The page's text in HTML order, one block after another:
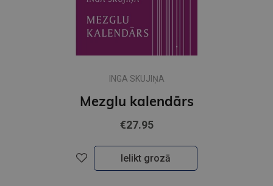
INGA SKUJIŅA
Mezglu kalendārs
€27.95
Ielikt grozā